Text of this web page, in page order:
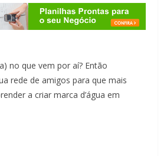
no que vem por aí? Então
rede de amigos para que mais
a criar marca d’água em